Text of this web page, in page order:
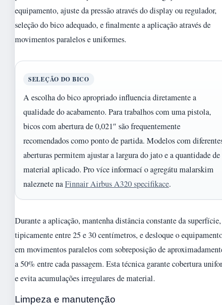
equipamento, ajuste da pressão através do display ou regulador,
seleção do bico adequado, e finalmente a aplicação através de
movimentos paralelos e uniformes.
SELEÇÃO DO BICO
A escolha do bico apropriado influencia diretamente a
qualidade do acabamento. Para trabalhos com uma pistola,
bicos com abertura de 0,021″ são frequentemente
recomendados como ponto de partida. Modelos com
aberturas permitem ajustar a largura do jato e a quantidade de
material aplicado. Pro více informací o agregátu malarskim
naleznete naFinnair Airbus A320 specifikace.
Durante a aplicação, mantenha distância constante da superfície,
tipicamente entre 25 e 30 centímetros, e desloque o
em movimentos paralelos com sobreposição de
a 50% entre cada passagem. Esta técnica garante cobertura
e evita acumulações irregulares de material.
Limpeza e manutenção